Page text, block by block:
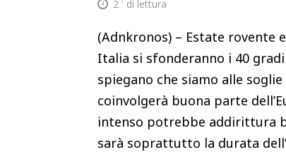
2 ' di lettura
(Adnkronos) – Estate rovente
Italia si sfonderanno i 40
spiegano che siamo alle
coinvolgerà buona parte
intenso potrebbe addirittura
sarà soprattutto la durata